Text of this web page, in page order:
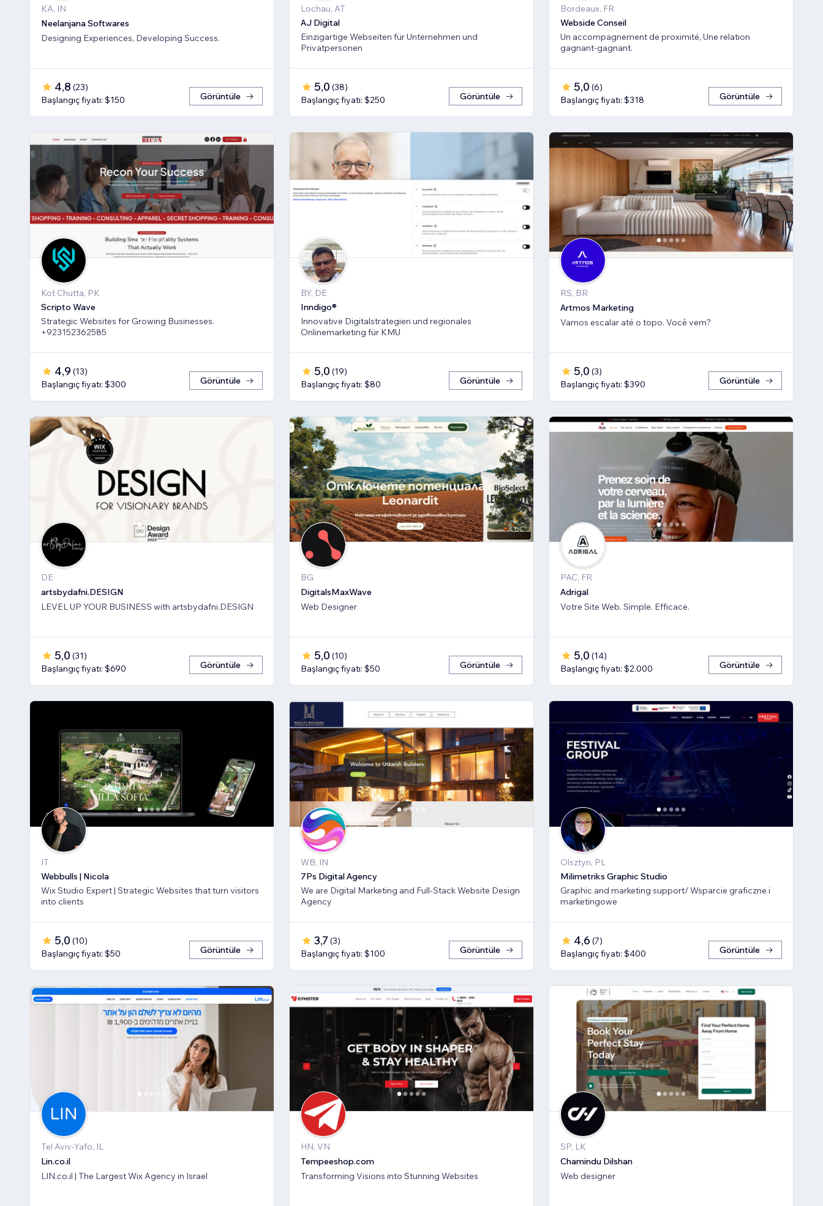
KA, IN
Neelanjana Softwares
Designing Experiences, Developing Success.
4,8 (23)
Başlangıç fiyatı: $150
Görüntüle
Lochau, AT
AJ Digital
Einzigartige Webseiten für Unternehmen und
Privatpersonen
5,0 (38)
Başlangıç fiyatı: $250
Görüntüle
Bordeaux, FR
Webside Conseil
Un accompagnement de proximité, Une relation
gagnant-gagnant.
5,0 (6)
Başlangıç fiyatı: $318
Görüntüle
Kot Chutta, PK
Scripto Wave
Strategic Websites for Growing Businesses.
+923152362585
4,9 (13)
Başlangıç fiyatı: $300
Görüntüle
BY, DE
Inndigo®
Innovative Digitalstrategien und regionales
Onlinemarketing für KMU
5,0 (19)
Başlangıç fiyatı: $80
Görüntüle
RS, BR
Artmos Marketing
Vamos escalar até o topo. Você vem?
5,0 (3)
Başlangıç fiyatı: $390
Görüntüle
DE
artsbydafni.DESIGN
LEVEL UP YOUR BUSINESS with artsbydafni.DESIGN
5,0 (31)
Başlangıç fiyatı: $690
Görüntüle
BG
DigitalsMaxWave
Web Designer
5,0 (10)
Başlangıç fiyatı: $50
Görüntüle
PAC, FR
Adrigal
Votre Site Web. Simple. Efficace.
5,0 (14)
Başlangıç fiyatı: $2.000
Görüntüle
IT
Webbulls | Nicola
Wix Studio Expert | Strategic Websites that turn visitors
into clients
5,0 (10)
Başlangıç fiyatı: $50
Görüntüle
WB, IN
7Ps Digital Agency
We are Digital Marketing and Full-Stack Website Design
Agency
3,7 (3)
Başlangıç fiyatı: $100
Görüntüle
Olsztyn, PL
Milimetriks Graphic Studio
Graphic and marketing support/ Wsparcie graficzne i
marketingowe
4,6 (7)
Başlangıç fiyatı: $400
Görüntüle
Tel Aviv-Yafo, IL
Lin.co.il
LIN.co.il | The Largest Wix Agency in Israel
HN, VN
Tempeeshop.com
Transforming Visions into Stunning Websites
SP, LK
Chamindu Dilshan
Web designer